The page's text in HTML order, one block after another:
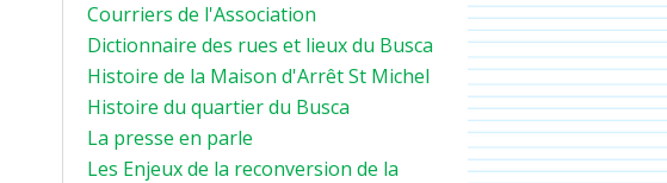
Courriers de l'Association
Dictionnaire des rues et lieux du Busca
Histoire de la Maison d'Arrêt St Michel
Histoire du quartier du Busca
La presse en parle
Les Enjeux de la reconversion de la